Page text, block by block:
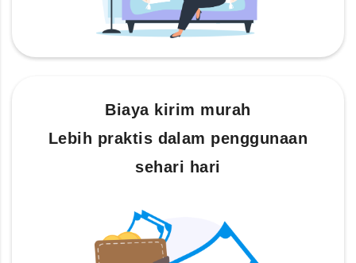
Biaya kirim murah
Lebih praktis dalam penggunaan
sehari hari